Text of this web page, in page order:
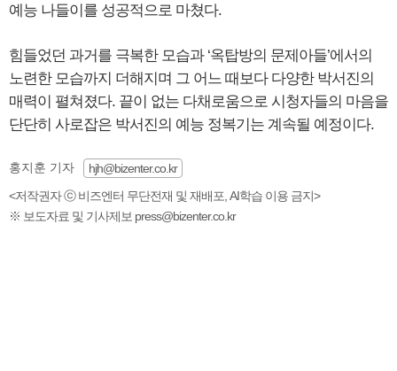
예능 나들이를 성공적으로 마쳤다.
힘들었던 과거를 극복한 모습과 ‘옥탑방의 문제아들’에서의
노련한 모습까지 더해지며 그 어느 때보다 다양한 박서진의
매력이 펼쳐졌다. 끝이 없는 다채로움으로 시청자들의 마음을
단단히 사로잡은 박서진의 예능 정복기는 계속될 예정이다.
홍지훈 기자
hjh@bizenter.co.kr
<저작권자 ⓒ 비즈엔터 무단전재 및 재배포, AI학습 이용 금지>
※ 보도자료 및 기사제보 press@bizenter.co.kr